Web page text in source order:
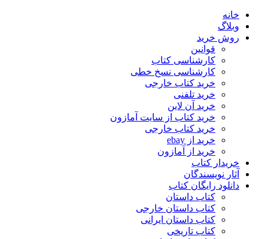
خانه
وبلاگ
روش خرید
قوانین
کارشناسی کتاب
کارشناسی نسخ خطی
خرید کتاب خارجی
خرید تلفنی
خرید آن لاین
خرید کتاب از سایت آمازون
خرید کتاب خارجی
خرید از ebay
خرید از آمازون
خریدار کتاب
آثار نویسندگان
دانلود رایگان کتاب
کتاب داستان
کتاب داستان خارجی
کتاب داستان ایرانی
کتاب تاریخی